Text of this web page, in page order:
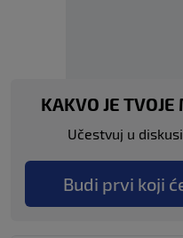
KAKVO JE
Učestvuj u
Budi prvi koji